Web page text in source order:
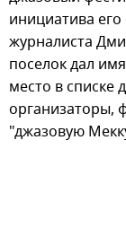
инициатива
журналиста
поселок дал
место в списке
организаторы,
"джазовую